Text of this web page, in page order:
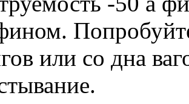
или со дна